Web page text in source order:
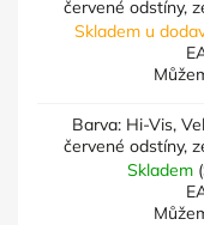
červené odstíny,
Skladem u
Barva: Hi-Vis,
červené odstíny,
Skladem